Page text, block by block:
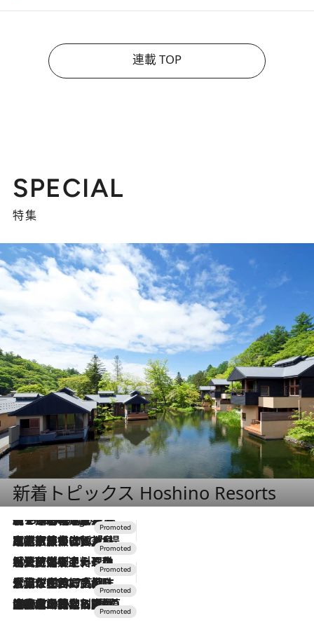
連載 TOP
SPECIAL
特集
新着トピックス Hoshino Resorts
2 Hours Ago
【トンボの足水浴】ヒノキの香りに包まれて涼感マックス！約13℃の湧水かけ流しを避暑地「星野温泉 トンボの湯」で体験
2026.7.31
【ホテル帰省】という選択肢をOMOが提案。家族とほどよい距離を保つには「昼は実家、夜は気兼ねなくホテルで！」
2026.7.24
【夏限定ディナーコース】旬を迎える稚鮎や花ズッキーニなどをイタリア・トスカーナの郷土料理の手法で満喫！
2026.7.17
「土佐和ハーブかき氷」がOMO7高知に登場！生姜、山椒、大葉など目にも舌にも涼を呼ぶ郷土の味
2026.7.10
NEW OPEN！【界 草津】名湯の地に誕生。趣の異なる2種の温泉と上州ならではの会席・蕎麦割烹など美食を味わう究極の癒やし旅